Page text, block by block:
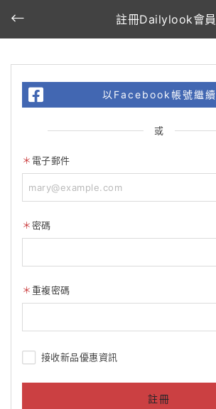
註冊Dailylook會員
以Facebook帳號繼續
或
電子郵件
密碼
重複密碼
接收新品優惠資訊
註冊